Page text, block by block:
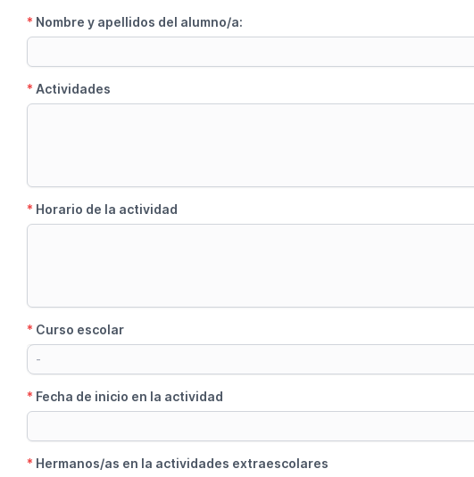
* Nombre y apellidos del alumno/a:
* Actividades
* Horario de la actividad
* Curso escolar
-
* Fecha de inicio en la actividad
* Hermanos/as en la actividades extraescolares